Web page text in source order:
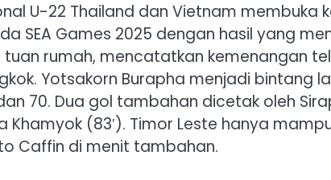
U-22 Thailand dan Vietnam membuka
SEA Games 2025 dengan hasil yang
rumah, mencatatkan kemenangan
Yotsakorn Burapha menjadi bintang
70. Dua gol tambahan dicetak oleh
Khamyok (83′). Timor Leste hanya
Caffin di menit tambahan.